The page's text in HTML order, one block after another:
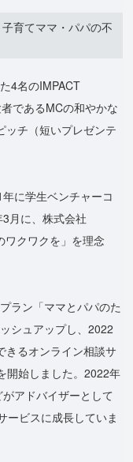
育てママ・パパの不
4名のIMPACT
であるMCの和やかな
ッチ（短いプレゼンテ
に学生ベンチャーコ
月に、株式会社
ワクワクを」を理念
ラン「ママとパパのた
シュアップし、2022
きるオンライン相談サ
開始しました。2022年
アドバイザーとして
ービスに成長していま